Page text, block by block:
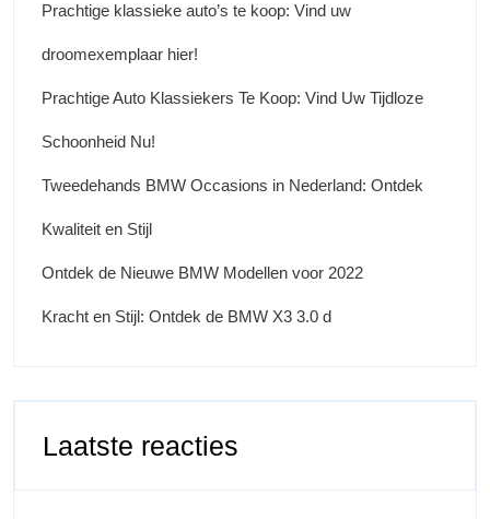
Prachtige klassieke auto’s te koop: Vind uw
droomexemplaar hier!
Prachtige Auto Klassiekers Te Koop: Vind Uw Tijdloze
Schoonheid Nu!
Tweedehands BMW Occasions in Nederland: Ontdek
Kwaliteit en Stijl
Ontdek de Nieuwe BMW Modellen voor 2022
Kracht en Stijl: Ontdek de BMW X3 3.0 d
Laatste reacties